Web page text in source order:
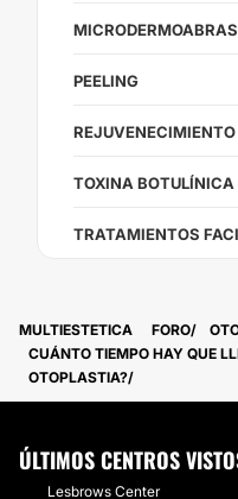
PEELING
TOXINA BOTULÍNICA
TRATAMIENTOS
MULTIESTETICA FORO
CUÁNTO TIEMPO HAY QUE
OTOPLASTIA?
ÚLTIMOS CENTROS
Lesbrows Center